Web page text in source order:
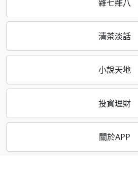
雜七雜八
清茶淡話
小說天地
投資理財
關於APP